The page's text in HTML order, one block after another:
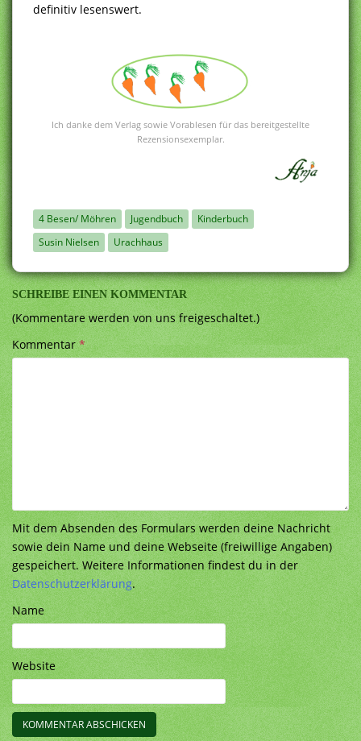
definitiv lesenswert.
Ich danke dem Verlag sowie Vorablesen für das bereitgestellte
Rezensionsexemplar.
4 Besen/ Möhren Jugendbuch
Kinderbuch
Susin Nielsen
Urachhaus
SCHREIBE EINEN KOMMENTAR
(Kommentare werden von uns freigeschaltet.)
Kommentar*
Mit dem Absenden des Formulars werden deine Nachricht
sowie dein Name und deine Webseite (freiwillige Angaben)
gespeichert. Weitere Informationen findest du in der
Datenschutzerklärung.
Name
Website